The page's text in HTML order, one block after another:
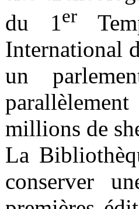
du 1er
International
un
millions de
La
conserver